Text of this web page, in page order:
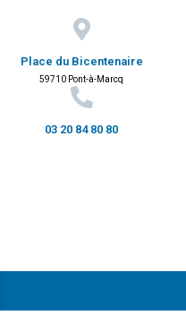
Place du Bicentenaire
59710 Pont-à-Marcq
03 20 84 80 80